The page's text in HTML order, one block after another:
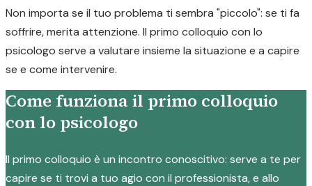
Non importa se il tuo problema ti sembra "piccolo": se ti fa
soffrire, merita attenzione. Il primo colloquio con lo
psicologo serve a valutare insieme la situazione e a capire
se e come intervenire.
Come funziona il primo colloquio
con lo psicologo
Il primo colloquio è un incontro conoscitivo: serve a te per
capire se ti trovi a tuo agio con il professionista, e allo